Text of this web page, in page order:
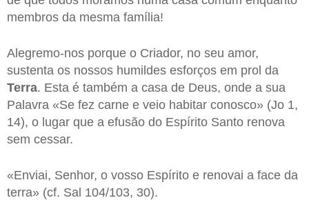
membros da mesma família!
Alegremo-nos porque o Criador, no seu amor,
sustenta os nossos humildes esforços em prol da
Terra. Esta é também a casa de Deus, onde a sua
Palavra «Se fez carne e veio habitar conosco» (Jo 1,
14), o lugar que a efusão do Espírito Santo renova
sem cessar.
«Enviai, Senhor, o vosso Espírito e renovai a face da
terra» (cf. Sal 104/103, 30).